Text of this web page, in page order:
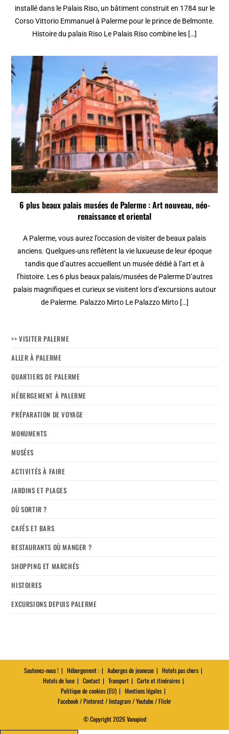
installé dans le Palais Riso, un bâtiment construit en 1784 sur le
Corso Vittorio Emmanuel à Palerme pour le prince de Belmonte.
Histoire du palais Riso Le Palais Riso combine les […]
6 plus beaux palais musées de Palerme : Art nouveau, néo-
renaissance et oriental
A Palerme, vous aurez l’occasion de visiter de beaux palais
anciens. Quelques-uns reflètent la vie luxueuse de leur époque
tandis que d’autres accueillent un musée dédié à l’art et à
l’histoire. Les 6 plus beaux palais/musées de Palerme D’autres
palais magnifiques et curieux se visitent lors d’excursions autour
de Palerme. Palazzo Mirto Le Palazzo Mirto […]
>> VISITER PALERME
ALLER À PALERME
QUARTIERS DE PALERME
HÉBERGEMENT À PALERME
PRÉPARATION DE VOYAGE
MONUMENTS
MUSÉES
ACTIVITÉS À FAIRE
JARDINS ET PLAGES
OÙ SORTIR ?
CAFÉS ET BARS
RESTAURANTS OÙ MANGER ?
SHOPPING ET MARCHÉS
HISTOIRES
EXCURSIONS DEPUIS PALERME
Soutenez-nous ! Hébergement : Auberges de jeunesse
Hotels pas chers
Hotels de luxe
Contact Transport
Carte et itinéraires
Politique de cookies (EU)
Mentions légales
Facebook / Pinterest / Instagram / Youtube / Flickr
© Copyright 2026 Vanupied